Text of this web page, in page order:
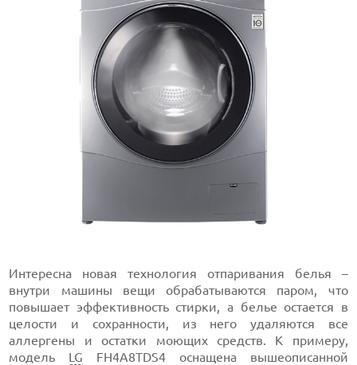
Интересна новая технология отпаривания белья –
внутри машины вещи обрабатываются паром, что
повышает эффективность стирки, а белье остается в
целости и сохранности, из него удаляются все
аллергены и остатки моющих средств. К примеру,
модель LG FH4A8TDS4 оснащена вышеописанной